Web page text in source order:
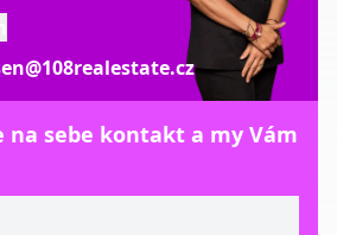
na sebe kontakt a my Vám